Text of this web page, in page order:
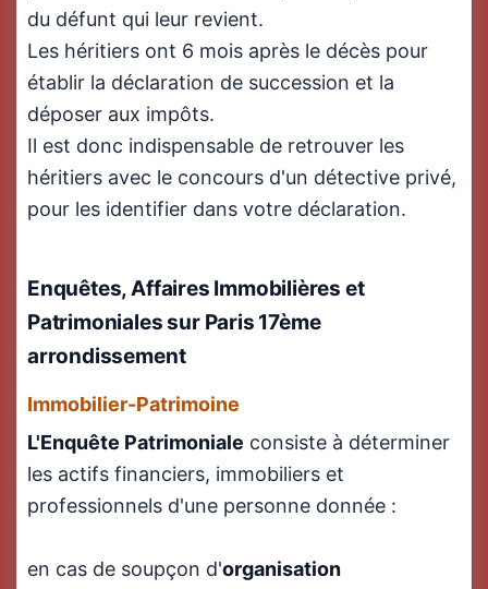
du défunt qui leur revient.
Les héritiers ont 6 mois après le décès pour
établir la déclaration de succession et la
déposer aux impôts.
Il est donc indispensable de retrouver les
héritiers avec le concours d'un détective privé,
pour les identifier dans votre déclaration.
Enquêtes, Affaires Immobilières et
Patrimoniales sur Paris 17ème
arrondissement
Immobilier-Patrimoine
L'Enquête Patrimoniale consiste à déterminer
les actifs financiers, immobiliers et
professionnels d'une personne donnée :
en cas de soupçon d'organisation